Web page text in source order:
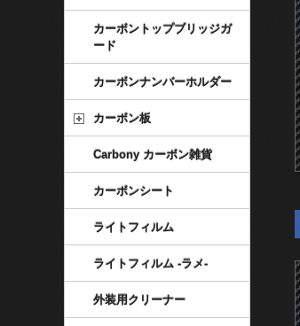
カーボントップブリッジガ
ード
カーボンナンバーホルダー
カーボン板
Carbony カーボン雑貨
カーボンシート
ライトフィルム
ライトフィルム -ラメ-
外装用クリーナー